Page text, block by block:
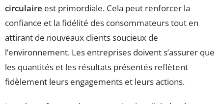
circulaire est primordiale. Cela peut renforcer la
confiance et la fidélité des consommateurs tout en
attirant de nouveaux clients soucieux de
l’environnement. Les entreprises doivent s’assurer que
les quantités et les résultats présentés reflètent
fidèlement leurs engagements et leurs actions.